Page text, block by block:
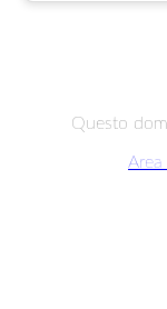
Questo